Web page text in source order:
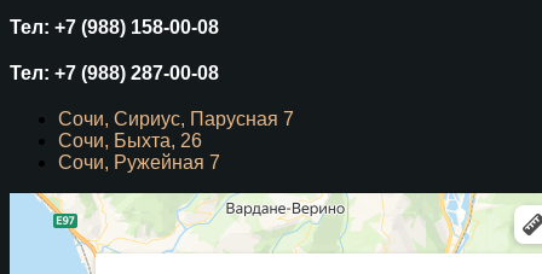
Тел: +7 (988) 158-00-08
Тел: +7 (988) 287-00-08
Сочи, Сириус, Парусная 7
Сочи, Быхта, 26
Сочи, Ружейная 7